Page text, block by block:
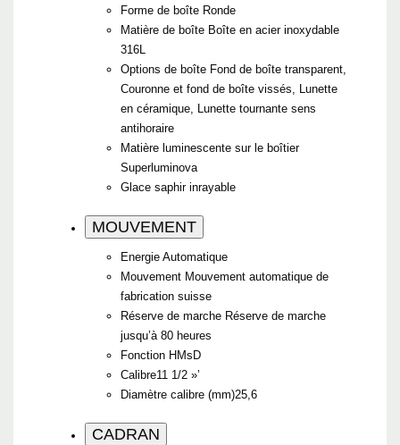
Forme de boîte Ronde
Matière de boîte Boîte en acier inoxydable
316L
Options de boîte Fond de boîte transparent,
Couronne et fond de boîte vissés, Lunette
en céramique, Lunette tournante sens
antihoraire
Matière luminescente sur le boîtier
Superluminova
Glace saphir inrayable
MOUVEMENT
Energie Automatique
Mouvement Mouvement automatique de
fabrication suisse
Réserve de marche Réserve de marche
jusqu’à 80 heures
Fonction HMsD
Calibre11 1/2 »’
Diamètre calibre (mm)25,6
CADRAN